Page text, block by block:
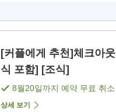
[커플에게 추천]체크아
식 포함] [조식]
8월20일까지 예약 무료 취
상세 보기